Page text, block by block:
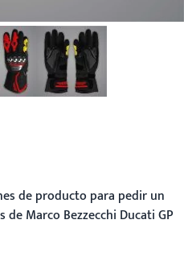
de producto para pedir un
Marco Bezzecchi Ducati GP